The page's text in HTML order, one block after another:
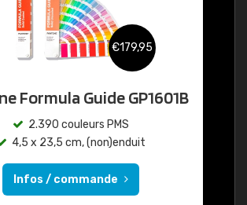
€179,95
Formula Guide GP1601B
2.390 couleurs PMS
4,5 x 23,5 cm, (non)enduit
Infos / commande